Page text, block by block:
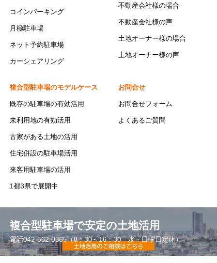
コインパーキング
月極駐車場
ネット予約駐車場
カーシェアリング
不動産会社様の場合
不動産会社様の声
土地オーナー様の場合
土地オーナー様の声
複合型駐車場のモデルケース
既存の駐車場の有効活用
未利用地の有効活用
古家がある土地の活用
住宅併設の駐車場活用
来客用駐車場の活用
1都3県で展開中
お問合せ
お問合せフォーム
よくあるご質問
複合型駐車場で安定の土地活用
電話042-562-0365（8：30～16：30 水・日曜日定休）